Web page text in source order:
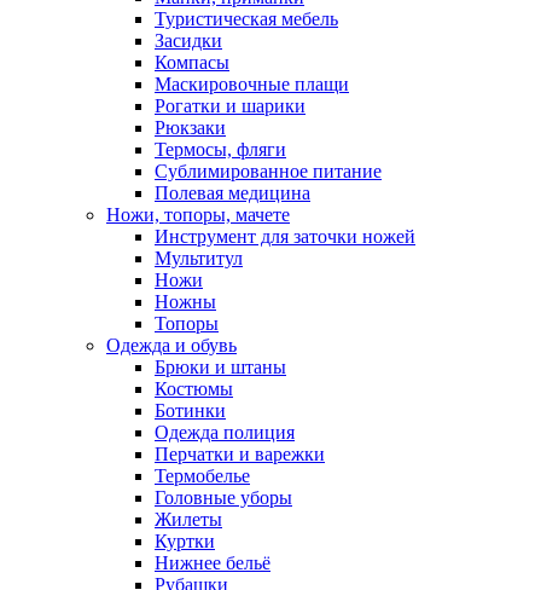
Туристическая мебель
Засидки
Компасы
Маскировочные плащи
Рогатки и шарики
Рюкзаки
Термосы, фляги
Сублимированное питание
Полевая медицина
Ножи, топоры, мачете
Инструмент для заточки ножей
Мультитул
Ножи
Ножны
Топоры
Одежда и обувь
Брюки и штаны
Костюмы
Ботинки
Одежда полиция
Перчатки и варежки
Термобелье
Головные уборы
Жилеты
Куртки
Нижнее бельё
Рубашки